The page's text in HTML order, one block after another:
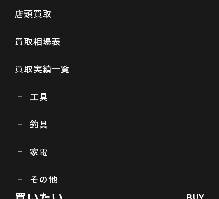
店頭買取
買取相場表
買取実績一覧
工具
釣具
家電
その他